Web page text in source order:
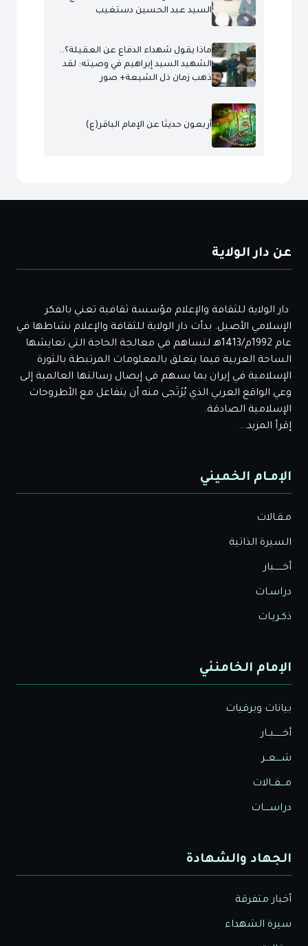
السيد عبد الحسين دستغيب
ماذا يقول شهداء الدفاع عن العقيلة؟..
الشهيد السيد إبراهيم في وصيته: لقد
ذهب زمان ذل الشيعة+ صور
أربعون حديثا عن الإمام الباقر(ع)
عن دار الولاية
دار الولاية للثقافة والإعلام مؤسسة ثقافية تعني بالفكر
الإسلامي الأصيل. بدأت دار الولاية للثقافة والإعلام نشاطها في
عام 1992م/1413هـ لتساهم في معالجة الحاجة التي تعايشها
الساحة العربية فيما يتعلق بالمعلومات المرتبطة بالثورة
الإسلامية في إيران بما يسهم في إيصال رسالتها العالمية إلى
وعي الواقع العربي الذي يُرْتَجى منه أن يتفاعل مع الأطروحات
الإسلامية الصادقة.
إقرأ المزيد...
الإمـام الخميني
مـقـالات
السيرة الذاتية
أخــــــبار
دراسـات
ذكـريـات
الإمام الخامنئي
بيانات وبرقيات
أخــــــبــار
شــــعــر
مـــقــالات
دراســــات
الجهاد والشهادة
أخبار متفرقة
سيرة الشهداء